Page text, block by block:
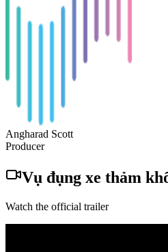
Angharad Scott
Producer
Vụ đụng xe thảm
Watch the official trailer